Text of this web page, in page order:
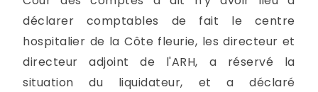
déclarer comptables de fait le centre
hospitalier de la Côte fleurie, les directeur et
directeur adjoint de l'ARH, a réservé la
situation du liquidateur, et a déclaré